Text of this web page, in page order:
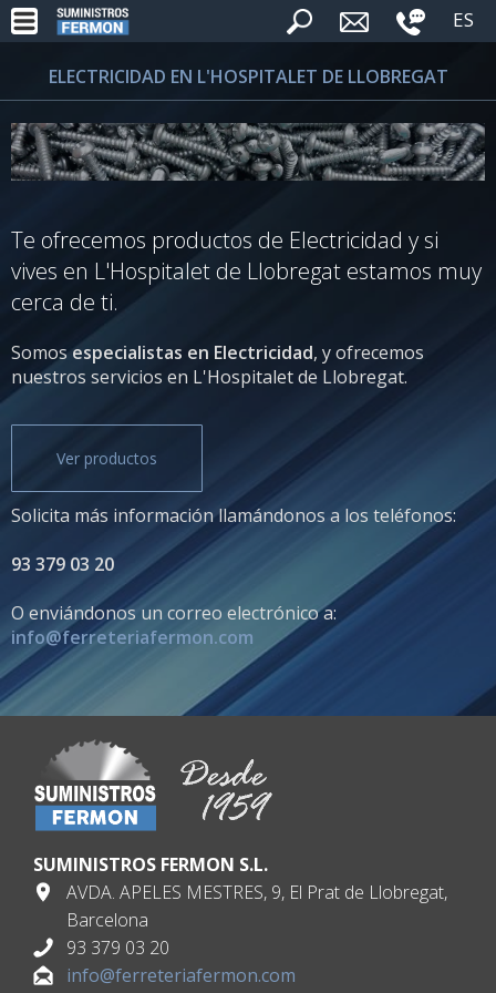
ES
ELECTRICIDAD EN L'HOSPITALET DE LLOBREGAT
Te ofrecemos productos de Electricidad y si
vives en L'Hospitalet de Llobregat estamos muy
cerca de ti.
Somosespecialistas en Electricidad, y ofrecemos
nuestros servicios en L'Hospitalet de Llobregat.
Ver productos
Solicita más información llamándonos a los teléfonos:
93 379 03 20
O enviándonos un correo electrónico a:
info@ferreteriafermon.com
SUMINISTROS FERMON S.L.
AVDA. APELES MESTRES, 9, El Prat de Llobregat,
Barcelona
93 379 03 20
info@ferreteriafermon.com